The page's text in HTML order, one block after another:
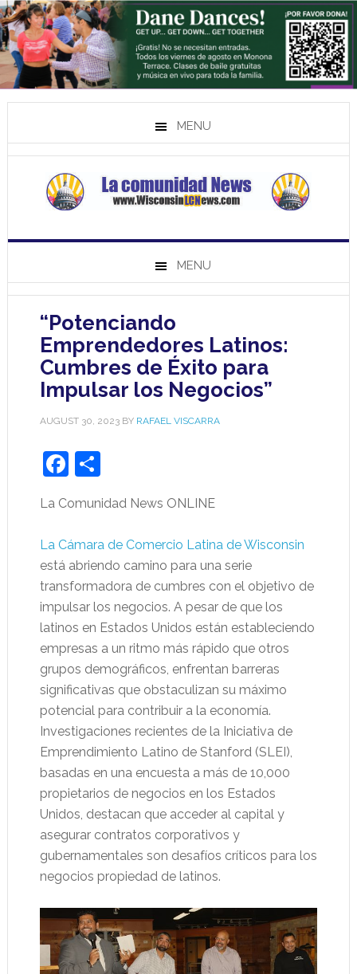
MENU
MENU
“Potenciando
Emprendedores Latinos:
Cumbres de Éxito para
Impulsar los Negocios”
AUGUST 30, 2023BY RAFAEL VISCARRA
Facebook
Share
La Comunidad News ONLINE
La Cámara de Comercio Latina de Wisconsin
está abriendo camino para una serie
transformadora de cumbres con el objetivo de
impulsar los negocios. A pesar de que los
latinos en Estados Unidos están estableciendo
empresas a un ritmo más rápido que otros
grupos demográficos, enfrentan barreras
significativas que obstaculizan su máximo
potencial para contribuir a la economía.
Investigaciones recientes de la Iniciativa de
Emprendimiento Latino de Stanford (SLEI),
basadas en una encuesta a más de 10,000
propietarios de negocios en los Estados
Unidos, destacan que acceder al capital y
asegurar contratos corporativos y
gubernamentales son desafíos críticos para los
negocios propiedad de latinos.